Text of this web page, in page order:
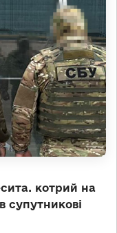
котрий на
супутникові